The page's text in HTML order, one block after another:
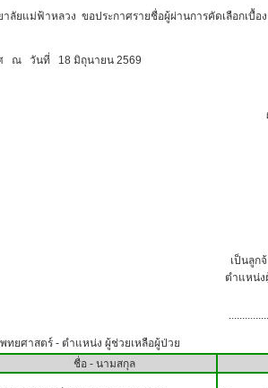
ฟ้าหลวง ขอประกาศรายชื่อผู้ผ่านการคัดเลือกเบื้อ
นที่ 18 มิถุนายน 2569
เป็นลูก
ตำแหน่ง
ทยศาสตร์ - ตำแหน่ง ผู้ช่วยเหลือผู้ป่วย
ชื่อ - นามสกุล